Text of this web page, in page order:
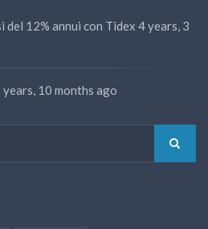
del 12% annui con Tidex 4 years, 3
years, 10 months ago